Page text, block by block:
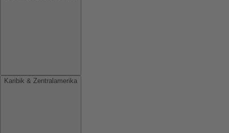
Karibik & Zentralamerika